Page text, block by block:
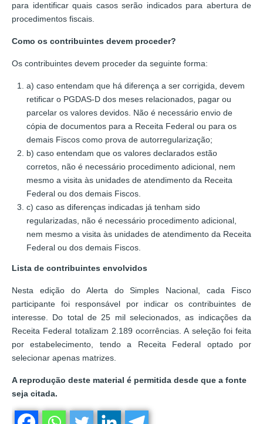
para identificar quais casos serão indicados para abertura de
procedimentos fiscais.
Como os contribuintes devem proceder?
Os contribuintes devem proceder da seguinte forma:
a) caso entendam que há diferença a ser corrigida, devem
retificar o PGDAS-D dos meses relacionados, pagar ou
parcelar os valores devidos. Não é necessário envio de
cópia de documentos para a Receita Federal ou para os
demais Fiscos como prova de autorregularização;
b) caso entendam que os valores declarados estão
corretos, não é necessário procedimento adicional, nem
mesmo a visita às unidades de atendimento da Receita
Federal ou dos demais Fiscos.
c) caso as diferenças indicadas já tenham sido
regularizadas, não é necessário procedimento adicional,
nem mesmo a visita às unidades de atendimento da Receita
Federal ou dos demais Fiscos.
Lista de contribuintes envolvidos
Nesta edição do Alerta do Simples Nacional, cada Fisco
participante foi responsável por indicar os contribuintes de
interesse. Do total de 25 mil selecionados, as indicações da
Receita Federal totalizam 2.189 ocorrências. A seleção foi feita
por estabelecimento, tendo a Receita Federal optado por
selecionar apenas matrizes.
A reprodução deste material é permitida desde que a fonte
seja citada.